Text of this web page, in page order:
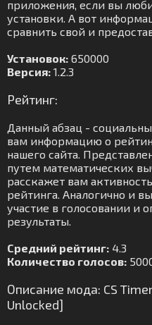
приложения, если вы
установки. А вот
сравнить свой и
Установок: 650000
Версия: 1.2.3
Рейтинг:
Данный абзац -
вам информацию о
нашего сайта.
путем математических
расскажет вам
рейтинга. Аналогично и
участие в голосовании и
результаты.
Средний рейтинг: 4.3
Количество голосов:
Описание мода: CS
Unlocked]